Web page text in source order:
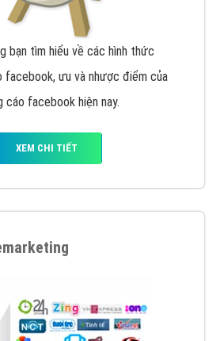
bạn tìm hiểu về các hình thức
facebook, ưu và nhược điểm của
cáo facebook hiện nay.
XEM CHI TIẾT